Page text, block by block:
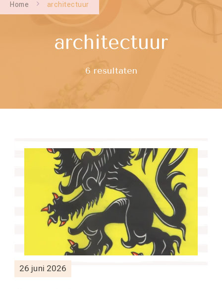
Home architectuur
architectuur
6 resultaten
26 juni 2026